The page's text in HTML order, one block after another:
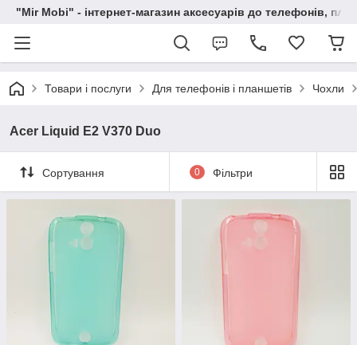
"Mir Mobi" - інтернет-магазин аксесуарів до телефонів,
Товари і послуги Для телефонів і планшетів Чохли
Acer Liquid E2 V370 Duo
Сортування 0 Фільтри